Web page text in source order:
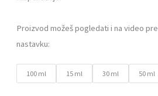
Proizvod možeš pogledati i na video
nastavku:
100 ml 15 ml 30 ml 50 ml